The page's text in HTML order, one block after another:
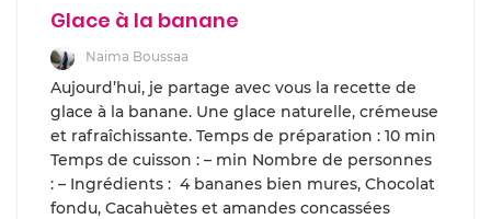
Glace à la banane
Naima Boussaa
Aujourd’hui, je partage avec vous la recette de
glace à la banane. Une glace naturelle, crémeuse
et rafraîchissante. Temps de préparation : 10 min
Temps de cuisson : – min Nombre de personnes
: – Ingrédients : 4 bananes bien mures, Chocolat
fondu, Cacahuètes et amandes concassées